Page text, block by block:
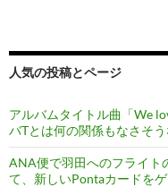
人気の投稿とページ
アルバムタイトル曲「We
バTとは何の関係もなさそ
ANA便で羽田へのフライト
て、新しいPontaカードを